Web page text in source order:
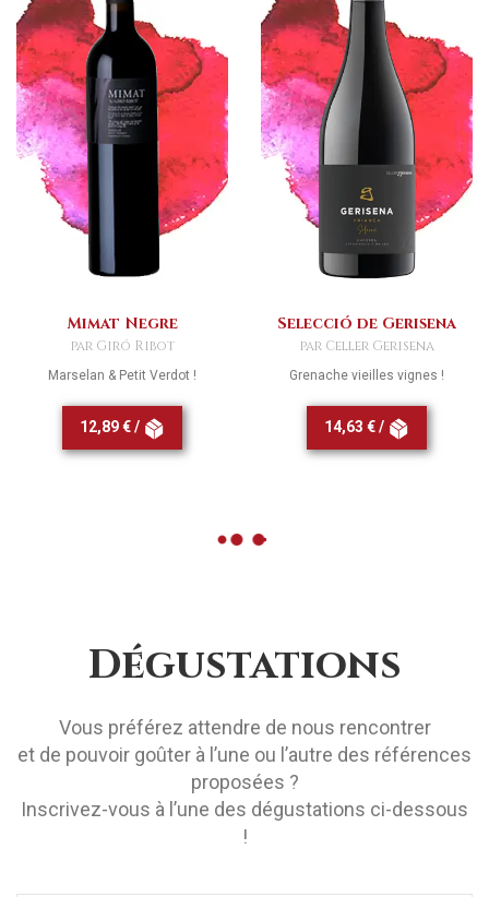
Mimat Negre
par Giró Ribot
Marselan & Petit Verdot !
12,89 € /
Selecció de Gerisena
par Celler Gerisena
Grenache vieilles vignes !
14,63 € /
Dégustations
Vous préférez attendre de nous rencontrer
et de pouvoir goûter à l’une ou l’autre des références
proposées ?
Inscrivez-vous à l’une des dégustations ci-dessous
!